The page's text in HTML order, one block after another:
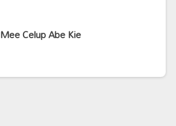
Mee Celup Abe Kie